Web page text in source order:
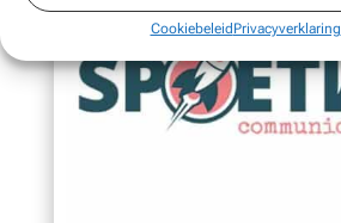
Cookiebeleid Privacyverklaring